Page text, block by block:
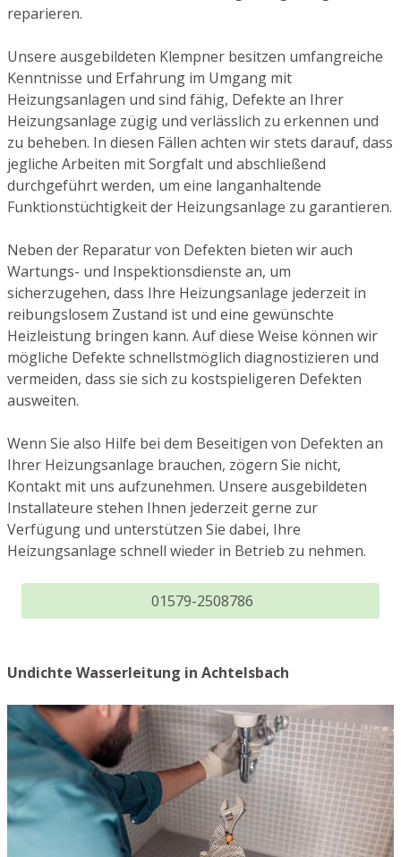
reparieren.
Unsere ausgebildeten Klempner besitzen umfangreiche
Kenntnisse und Erfahrung im Umgang mit
Heizungsanlagen und sind fähig, Defekte an Ihrer
Heizungsanlage zügig und verlässlich zu erkennen und
zu beheben. In diesen Fällen achten wir stets darauf, dass
jegliche Arbeiten mit Sorgfalt und abschließend
durchgeführt werden, um eine langanhaltende
Funktionstüchtigkeit der Heizungsanlage zu garantieren.
Neben der Reparatur von Defekten bieten wir auch
Wartungs- und Inspektionsdienste an, um
sicherzugehen, dass Ihre Heizungsanlage jederzeit in
reibungslosem Zustand ist und eine gewünschte
Heizleistung bringen kann. Auf diese Weise können wir
mögliche Defekte schnellstmöglich diagnostizieren und
vermeiden, dass sie sich zu kostspieligeren Defekten
ausweiten.
Wenn Sie also Hilfe bei dem Beseitigen von Defekten an
Ihrer Heizungsanlage brauchen, zögern Sie nicht,
Kontakt mit uns aufzunehmen. Unsere ausgebildeten
Installateure stehen Ihnen jederzeit gerne zur
Verfügung und unterstützen Sie dabei, Ihre
Heizungsanlage schnell wieder in Betrieb zu nehmen.
01579-2508786
Undichte Wasserleitung in Achtelsbach